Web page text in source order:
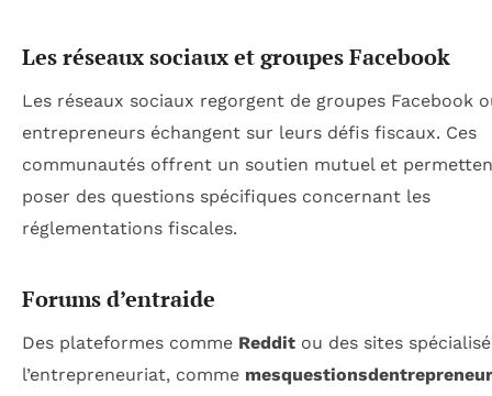
Les réseaux sociaux et groupes Facebook
Les réseaux sociaux regorgent de groupes Facebook
entrepreneurs échangent sur leurs défis fiscaux. Ces
communautés offrent un soutien mutuel et
poser des questions spécifiques concernant les
réglementations fiscales.
Forums d’entraide
Des plateformes comme Reddit ou des sites
l’entrepreneuriat, comme